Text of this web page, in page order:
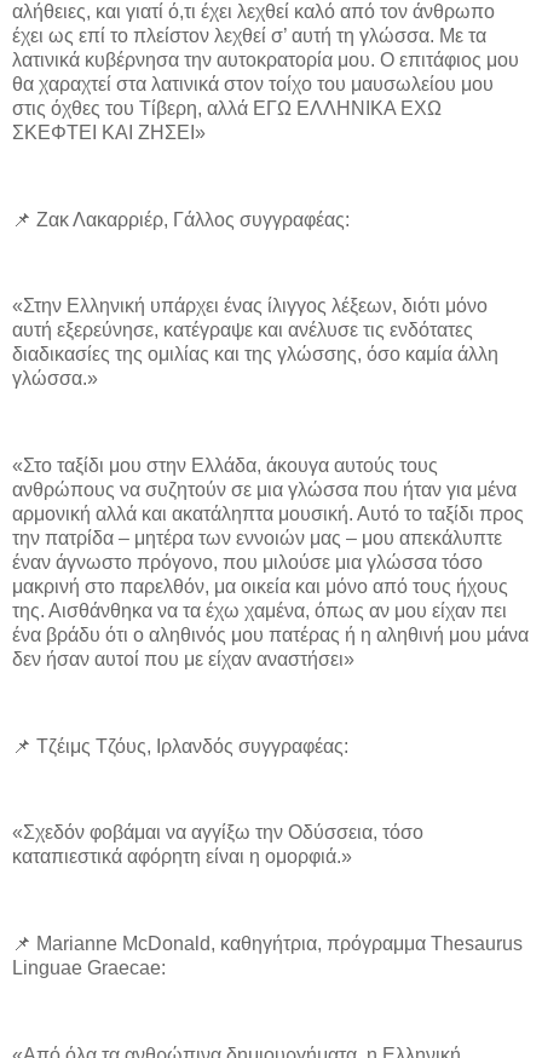
αλήθειες, και γιατί ό,τι έχει λεχθεί καλό από τον άνθρωπο
έχει ως επί το πλείστον λεχθεί σ’ αυτή τη γλώσσα. Με τα
λατινικά κυβέρνησα την αυτοκρατορία μου. Ο επιτάφιος μου
θα χαραχτεί στα λατινικά στον τοίχο του μαυσωλείου μου
στις όχθες του Τίβερη, αλλά ΕΓΩ ΕΛΛΗΝΙΚΑ ΕΧΩ
ΣΚΕΦΤΕΙ ΚΑΙ ΖΗΣΕΙ»
📌 Ζακ Λακαρριέρ, Γάλλος συγγραφέας:
«Στην Ελληνική υπάρχει ένας ίλιγγος λέξεων, διότι μόνο
αυτή εξερεύνησε, κατέγραψε και ανέλυσε τις ενδότατες
διαδικασίες της ομιλίας και της γλώσσης, όσο καμία άλλη
γλώσσα.»
«Στο ταξίδι μου στην Ελλάδα, άκουγα αυτούς τους
ανθρώπους να συζητούν σε μια γλώσσα που ήταν για μένα
αρμονική αλλά και ακατάληπτα μουσική. Αυτό το ταξίδι προς
την πατρίδα – μητέρα των εννοιών μας – μου απεκάλυπτε
έναν άγνωστο πρόγονο, που μιλούσε μια γλώσσα τόσο
μακρινή στο παρελθόν, μα οικεία και μόνο από τους ήχους
της. Αισθάνθηκα να τα έχω χαμένα, όπως αν μου είχαν πει
ένα βράδυ ότι ο αληθινός μου πατέρας ή η αληθινή μου μάνα
δεν ήσαν αυτοί που με είχαν αναστήσει»
📌 Τζέιμς Τζόυς, Ιρλανδός συγγραφέας:
«Σχεδόν φοβάμαι να αγγίξω την Οδύσσεια, τόσο
καταπιεστικά αφόρητη είναι η ομορφιά.»
📌 Marianne McDonald, καθηγήτρια, πρόγραμμα Thesaurus
Linguae Graecae: